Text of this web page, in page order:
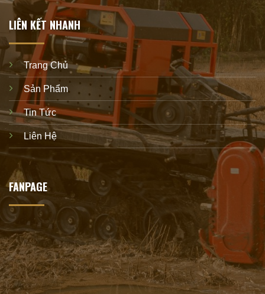
LIÊN KẾT NHANH
Trang Chủ
Sản Phẩm
Tin Tức
Liên Hệ
FANPAGE